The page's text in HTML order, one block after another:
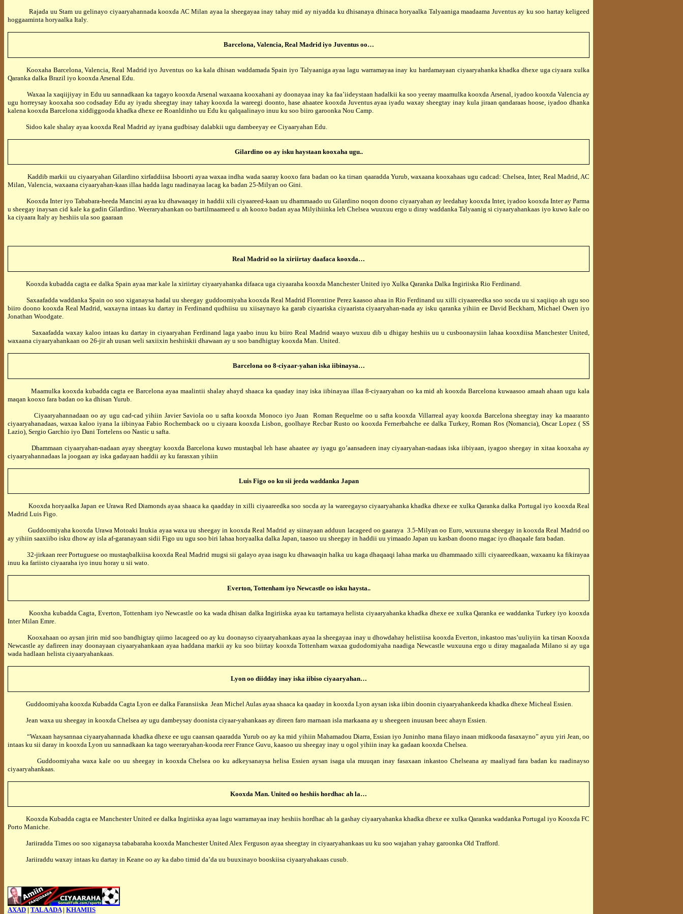
Rajada uu Stam uu gelinayo ciyaaryahannada kooxda AC Milan ayaa la sheegayaa inay tahay mid ay niyadda ku dhisanaya dhinaca horyaalka Talyaaniga maadaama Juventus ay ku soo hartay keligeed
hoggaaminta horyaalka Italy.
Barcelona, Valencia, Real Madrid iyo Juventus oo…
Kooxaha Barcelona, Valencia, Real Madrid iyo Juventus oo ka kala dhisan waddamada Spain iyo Talyaaniga ayaa lagu warramayaa inay ku hardamayaan ciyaaryahanka khadka dhexe uga ciyaara xulka
Qaranka dalka Brazil iyo kooxda Arsenal Edu.
Waxaa la xaqiijiyay in Edu uu sannadkaan ka tagayo kooxda Arsenal waxaana kooxahani ay doonayaa inay ka faa’iideystaan hadalkii ka soo yeeray maamulka kooxda Arsenal, iyadoo kooxda Valencia ay
ugu horreysay kooxaha soo codsaday Edu ay iyadu sheegtay inay tahay kooxda la wareegi doonto, hase ahaatee kooxda Juventus ayaa iyadu waxay sheegtay inay kula jiraan qandaraas hoose, iyadoo dhanka
kalena kooxda Barcelona xiddiggooda khadka dhexe ee Roanldinho uu Edu ku qalqaalinayo inuu ku soo biiro garoonka Nou Camp.
Sidoo kale shalay ayaa kooxda Real Madrid ay iyana gudbisay dalabkii ugu dambeeyay ee Ciyaaryahan Edu.
Gilardino oo ay isku haystaan kooxaha ugu..
Kaddib markii uu ciyaaryahan Gilardino xirfaddiisa Isboorti ayaa waxaa indha wada saaray kooxo fara badan oo ka tirsan qaaradda Yurub, waxaana kooxahaas ugu cadcad: Chelsea, Inter, Real Madrid, AC
Milan, Valencia, waxaana ciyaaryahan-kaas illaa hadda lagu raadinayaa lacag ka badan 25-Milyan oo Gini.
Kooxda Inter iyo Tababara-heeda Mancini ayaa ku dhawaaqay in haddii xili ciyaareed-kaan uu dhammaado uu Gilardino noqon doono ciyaaryahan ay leedahay kooxda Inter, iyadoo kooxda Inter ay Parma
u sheegay inaysan cid kale ka gadin Gilardino. Weeraryahankan oo bartilmaameed u ah kooxo badan ayaa Milyihiinka leh Chelsea wuuxuu ergo u diray waddanka Talyaanig si ciyaaryahankaas iyo kuwo kale oo
ka ciyaara Italy ay heshiis ula soo gaaraan
Real Madrid oo la xiriirtay daafaca kooxda…
Kooxda kubadda cagta ee dalka Spain ayaa mar kale la xiriirtay ciyaaryahanka difaaca uga ciyaaraha kooxda Manchester United iyo Xulka Qaranka Dalka Ingiriiska Rio Ferdinand.
Saxaafadda waddanka Spain oo soo xiganaysa hadal uu sheegay guddoomiyaha kooxda Real Madrid Florentine Perez kaasoo ahaa in Rio Ferdinand uu xilli ciyaareedka soo socda uu si xaqiiqo ah ugu soo
biiro doono kooxda Real Madrid, waxayna intaas ku dartay in Ferdinand qudhiisu uu xiisaynayo ka garab ciyaariska ciyaarista ciyaaryahan-nada ay isku qaranka yihiin ee David Beckham, Michael Owen iyo
Jonathan Woodgate.
Saxaafadda waxay kaloo intaas ku dartay in ciyaaryahan Ferdinand laga yaabo inuu ku biiro Real Madrid waayo wuxuu dib u dhigay heshiis uu u cusboonaysiin lahaa kooxdiisa Manchester United,
waxaana ciyaaryahankaan oo 26-jir ah uusan weli saxiixin heshiiskii dhawaan ay u soo bandhigtay kooxda Man. United.
Barcelona oo 8-ciyaar-yahan iska iibinaysa…
Maamulka kooxda kubadda cagta ee Barcelona ayaa maalintii shalay ahayd shaaca ka qaaday inay iska iibinayaa illaa 8-ciyaaryahan oo ka mid ah kooxda Barcelona kuwaasoo amaah ahaan ugu kala
maqan kooxo fara badan oo ka dhisan Yurub.
Ciyaaryahannadaan oo ay ugu cad-cad yihiin Javier Saviola oo u safta kooxda Monoco iyo Juan Roman Requelme oo u safta kooxda Villarreal ayay kooxda Barcelona sheegtay inay ka maaranto
ciyaaryahanadaas, waxaa kaloo iyana la iibinyaa Fabio Rochemback oo u ciyaara kooxda Lisbon, goolhaye Recbar Rusto oo kooxda Fernerbahche ee dalka Turkey, Roman Ros (Nomancia), Oscar Lopez ( SS
Lazio), Sergio Garchio iyo Dani Tortelens oo Nastic u safta.
Dhammaan ciyaaryahan-nadaan ayay sheegtay kooxda Barcelona kuwo mustaqbal leh hase ahaatee ay iyagu go’aansadeen inay ciyaaryahan-nadaas iska iibiyaan, iyagoo sheegay in xitaa kooxaha ay
ciyaaryahannadaas la joogaan ay iska gadayaan haddii ay ku farasxan yihiin
Luis Figo oo ku sii jeeda waddanka Japan
Kooxda horyaalka Japan ee Urawa Red Diamonds ayaa shaaca ka qaadday in xilli ciyaareedka soo socda ay la wareegayso ciyaaryahanka khadka dhexe ee xulka Qaranka dalka Portugal iyo kooxda Real
Madrid Luis Figo.
Guddoomiyaha kooxda Urawa Motoaki Inukia ayaa waxa uu sheegay in kooxda Real Madrid ay siinayaan adduun lacageed oo gaaraya 3.5-Milyan oo Euro, wuxuuna sheegay in kooxda Real Madrid oo
ay yihiin saaxiibo isku dhow ay isla af-garanayaan sidii Figo uu ugu soo biri lahaa horyaalka dalka Japan, taasoo uu sheegay in haddii uu yimaado Japan uu kasban doono magac iyo dhaqaale fara badan.
32-jirkaan reer Portuguese oo mustaqbalkiisa kooxda Real Madrid mugsi sii galayo ayaa isagu ku dhawaaqin halka uu kaga dhaqaaqi lahaa marka uu dhammaado xilli ciyaareedkaan, waxaanu ka fikirayaa
inuu ka fariisto ciyaaraha iyo inuu horay u sii wato.
Everton, Tottenham iyo Newcastle oo isku haysta..
Kooxha kubadda Cagta, Everton, Tottenham iyo Newcastle oo ka wada dhisan dalka Ingiriiska ayaa ku tartamaya helista ciyaaryahanka khadka dhexe ee xulka Qaranka ee waddanka Turkey iyo kooxda
Inter Milan Emre.
Kooxahaan oo aysan jirin mid soo bandhigtay qiimo lacageed oo ay ku doonayso ciyaaryahankaas ayaa la sheegayaa inay u dhowdahay helistiisa kooxda Everton, inkastoo mas’uuliyiin ka tirsan Kooxda
Newcastle ay dafireen inay doonayaan ciyaaryahankaan ayaa haddana markii ay ku soo biirtay kooxda Tottenham waxaa gudodomiyaha naadiga Newcastle wuxuuna ergo u diray magaalada Milano si ay uga
wada hadlaan helista ciyaaryahankaas.
Lyon oo diidday inay iska iibiso ciyaaryahan…
Guddoomiyaha kooxda Kubadda Cagta Lyon ee dalka Faransiiska Jean Michel Aulas ayaa shaaca ka qaaday in kooxda Lyon aysan iska iibin doonin ciyaaryahankeeda khadka dhexe Micheal Essien.
Jean waxa uu sheegay in kooxda Chelsea ay ugu dambeysay doonista ciyaar-yahankaas ay direen faro marnaan isla markaana ay u sheegeen inuusan beec ahayn Essien.
“Waxaan haysannaa ciyaaryahannada khadka dhexe ee ugu caansan qaaradda Yurub oo ay ka mid yihiin Mahamadou Diarra, Essian iyo Juninho mana filayo inaan midkooda fasaxayno” ayuu yiri Jean, oo
intaas ku sii daray in kooxda Lyon uu sannadkaan ka tago weeraryahan-kooda reer France Guvu, kaasoo uu sheegay inay u ogol yihiin inay ka gadaan kooxda Chelsea.
Guddoomiyaha waxa kale oo uu sheegay in kooxda Chelsea oo ku adkeysanaysa helisa Essien aysan isaga ula muuqan inay fasaxaan inkastoo Chelseana ay maaliyad fara badan ku raadinayso
ciyaaryahankaas.
Kooxda Man. United oo heshiis hordhac ah la…
Kooxda Kubadda cagta ee Manchester United ee dalka Ingiriiska ayaa lagu warramayaa inay heshiis hordhac ah la gashay ciyaaryahanka khadka dhexe ee xulka Qaranka waddanka Portugal iyo Kooxda FC
Porto Maniche.
Jariiradda Times oo soo xiganaysa tababaraha kooxda Manchester United Alex Ferguson ayaa sheegtay in ciyaaryahankaas uu ku soo wajahan yahay garoonka Old Trafford.
Jariiraddu waxay intaas ku dartay in Keane oo ay ka dabo timid da’da uu buuxinayo booskiisa ciyaaryahakaas cusub.
AXAD | TALAADA| KHAMIIS